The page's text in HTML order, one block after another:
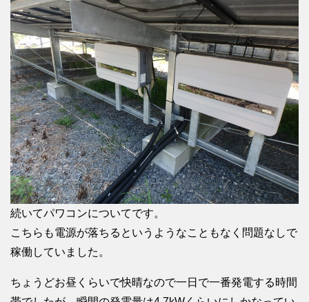
続いてパワコンについてです。
こちらも電源が落ちるというようなこともなく問題なしで
稼働していました。
ちょうどお昼くらいで快晴なので一日で一番発電する時間